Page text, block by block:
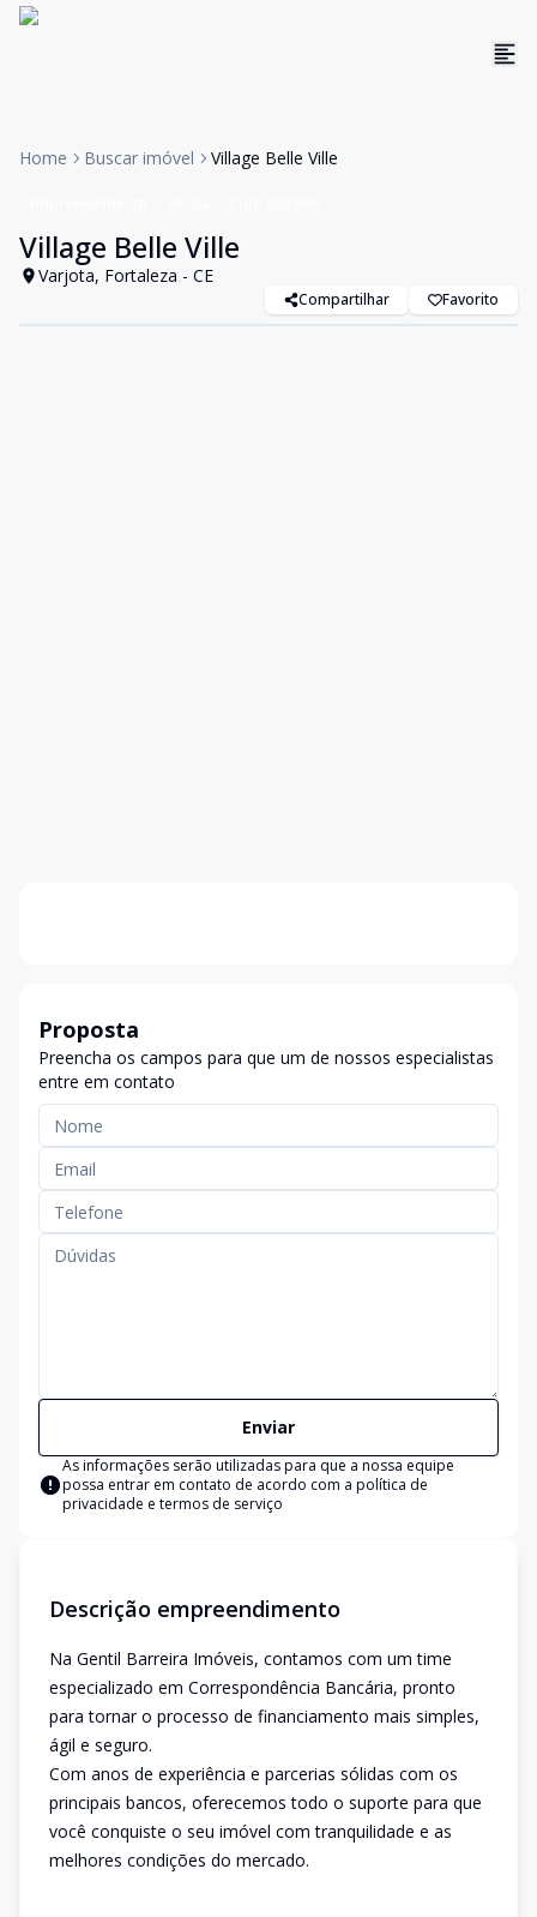
Home Buscar imóvel Village Belle Ville
Village Belle Ville
Varjota, Fortaleza - CE
Compartilhar Favorito
Proposta
Preencha os campos para que um de nossos especialistas
entre em contato
Enviar
As informações serão utilizadas para que a nossa equipe
possa entrar em contato de acordo com a política de
privacidade e termos de serviço
Descrição empreendimento
Na Gentil Barreira Imóveis, contamos com um time
especializado em Correspondência Bancária, pronto
para tornar o processo de financiamento mais simples,
ágil e seguro.
Com anos de experiência e parcerias sólidas com os
principais bancos, oferecemos todo o suporte para que
você conquiste o seu imóvel com tranquilidade e as
melhores condições do mercado.